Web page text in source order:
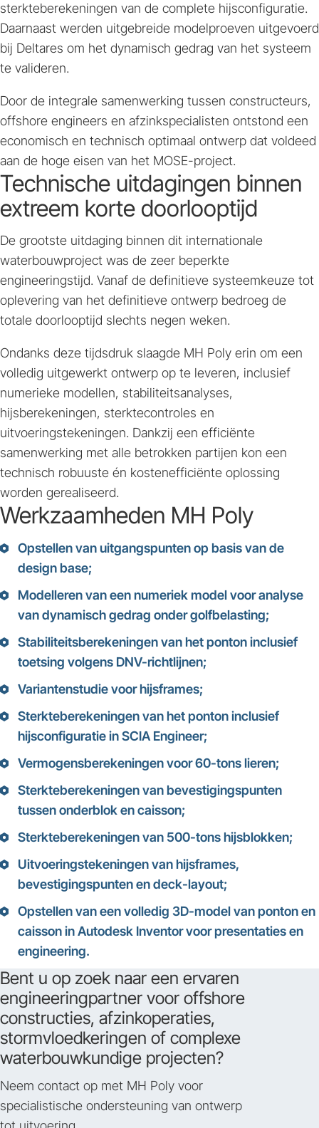
sterkteberekeningen van de complete hijsconfiguratie.
Daarnaast werden uitgebreide modelproeven uitgevoerd
bij Deltares om het dynamisch gedrag van het systeem
te valideren.
Door de integrale samenwerking tussen constructeurs,
offshore engineers en afzinkspecialisten ontstond een
economisch en technisch optimaal ontwerp dat voldeed
aan de hoge eisen van het MOSE-project.
Technische uitdagingen binnen
extreem korte doorlooptijd
De grootste uitdaging binnen dit internationale
waterbouwproject was de zeer beperkte
engineeringstijd. Vanaf de definitieve systeemkeuze tot
oplevering van het definitieve ontwerp bedroeg de
totale doorlooptijd slechts negen weken.
Ondanks deze tijdsdruk slaagde MH Poly erin om een
volledig uitgewerkt ontwerp op te leveren, inclusief
numerieke modellen, stabiliteitsanalyses,
hijsberekeningen, sterktecontroles en
uitvoeringstekeningen. Dankzij een efficiënte
samenwerking met alle betrokken partijen kon een
technisch robuuste én kostenefficiënte oplossing
worden gerealiseerd.
Werkzaamheden MH Poly
Opstellen van uitgangspunten op basis van de
design base;
Modelleren van een numeriek model voor analyse
van dynamisch gedrag onder golfbelasting;
Stabiliteitsberekeningen van het ponton inclusief
toetsing volgens DNV-richtlijnen;
Variantenstudie voor hijsframes;
Sterkteberekeningen van het ponton inclusief
hijsconfiguratie in SCIA Engineer;
Vermogensberekeningen voor 60-tons lieren;
Sterkteberekeningen van bevestigingspunten
tussen onderblok en caisson;
Sterkteberekeningen van 500-tons hijsblokken;
Uitvoeringstekeningen van hijsframes,
bevestigingspunten en deck-layout;
Opstellen van een volledig 3D-model van ponton en
caisson in Autodesk Inventor voor presentaties en
engineering.
Bent u op zoek naar een ervaren
engineeringpartner voor offshore
constructies, afzinkoperaties,
stormvloedkeringen of complexe
waterbouwkundige projecten?
Neem contact op met MH Poly voor
specialistische ondersteuning van ontwerp